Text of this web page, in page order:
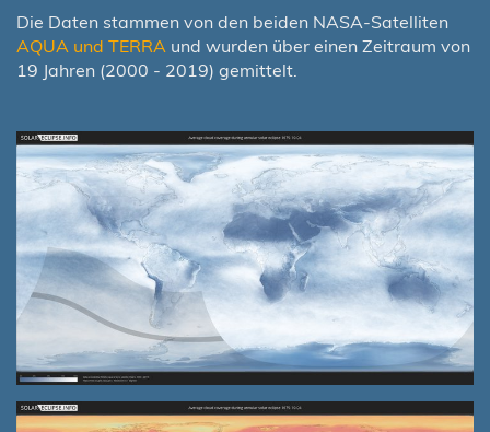
Die Daten stammen von den beiden NASA-Satelliten
AQUA und TERRA und wurden über einen Zeitraum von
19 Jahren (2000 - 2019) gemittelt.